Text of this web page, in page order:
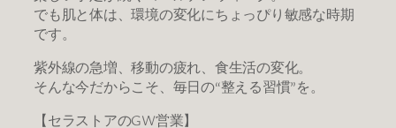
でも肌と体は、環境の変化にちょっぴり敏感な時期
です。
紫外線の急増、移動の疲れ、食生活の変化。
そんな今だからこそ、毎日の“整える習慣”を。
【セラストアのGW営業】